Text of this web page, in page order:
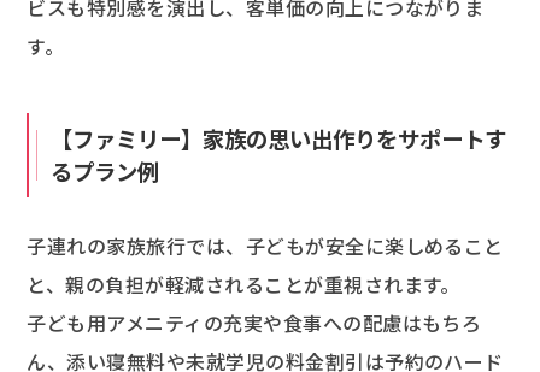
ビスも特別感を演出し、客単価の向上につながりま
す。
【ファミリー】家族の思い出作りをサポートす
るプラン例
子連れの家族旅行では、子どもが安全に楽しめること
と、親の負担が軽減されることが重視されます。
子ども用アメニティの充実や食事への配慮はもちろ
ん、添い寝無料や未就学児の料金割引は予約のハード